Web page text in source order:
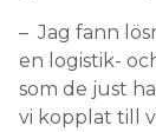
– Jag fann
en logistik-
som de just
vi kopplat till